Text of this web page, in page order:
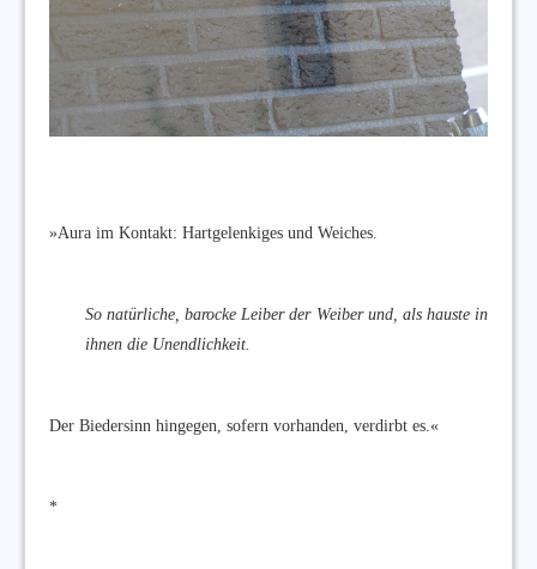
»Aura im Kontakt: Hartgelenkiges und Weiches.
So natürliche, barocke Leiber der Weiber und, als hauste in
ihnen die Unendlichkeit.
Der Biedersinn hingegen, sofern vorhanden, verdirbt es.«
*